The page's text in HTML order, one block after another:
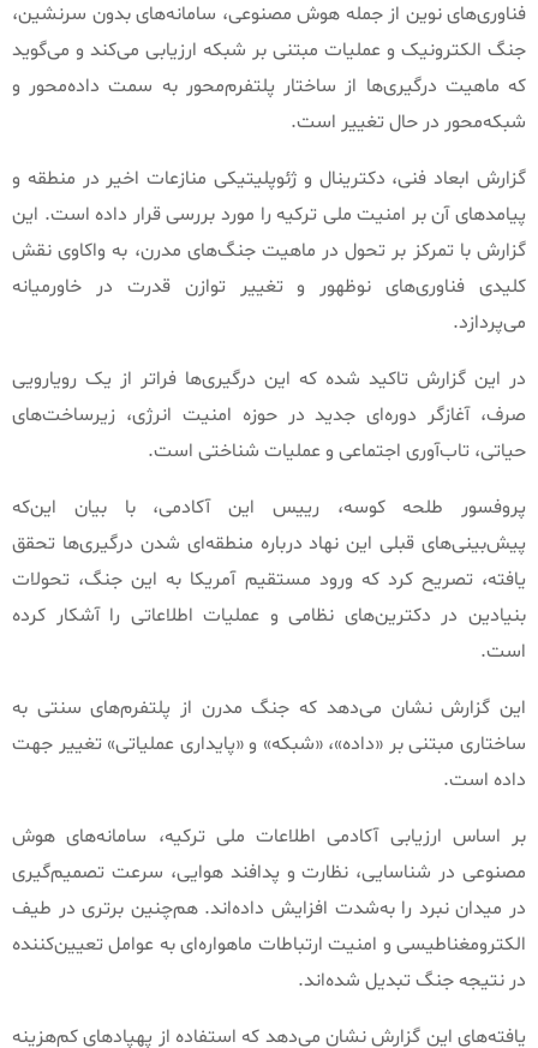
فناوری‌های نوین از جمله هوش مصنوعی، سامانه‌های بدون سرنشین،
جنگ الکترونیک و عملیات مبتنی بر شبکه ارزیابی می‌کند و می‌گوید
که ماهیت درگیری‌ها از ساختار پلتفرم‌محور به سمت داده‌محور و
شبکه‌محور در حال تغییر است.
گزارش ابعاد فنی، دکترینال و ژئوپلیتیکی منازعات اخیر در منطقه و
پیامدهای آن بر امنیت ملی ترکیه را مورد بررسی قرار داده است. این
گزارش با تمرکز بر تحول در ماهیت جنگ‌های مدرن، به واکاوی نقش
کلیدی فناوری‌های نوظهور و تغییر توازن قدرت در خاورمیانه
می‌پردازد.
در این گزارش تاکید شده که این درگیری‌ها فراتر از یک رویارویی
صرف، آغازگر دوره‌ای جدید در حوزه امنیت انرژی، زیرساخت‌های
حیاتی، تاب‌آوری اجتماعی و عملیات شناختی است.
پروفسور طلحه کوسه، رییس این آکادمی، با بیان این‌که
پیش‌بینی‌های قبلی این نهاد درباره منطقه‌ای شدن درگیری‌ها تحقق
یافته، تصریح کرد که ورود مستقیم آمریکا به این جنگ، تحولات
بنیادین در دکترین‌های نظامی و عملیات اطلاعاتی را آشکار کرده
است.
این گزارش نشان می‌دهد که جنگ مدرن از پلتفرم‌های سنتی به
ساختاری مبتنی بر «داده»، «شبکه» و«پایداری عملیاتی» تغییر جهت
داده است.
بر اساس ارزیابی آکادمی اطلاعات ملی ترکیه، سامانه‌های هوش
مصنوعی در شناسایی، نظارت و پدافند هوایی، سرعت تصمیم‌گیری
در میدان نبرد را به‌شدت افزایش داده‌اند.هم‌چنین برتری در طیف
الکترومغناطیسی و امنیت ارتباطات ماهواره‌ای به عوامل تعیین‌کننده
در نتیجه جنگ تبدیل شده‌اند.
یافته‌های این گزارش نشان می‌دهد که استفاده از پهپادهای کم‌هزینه